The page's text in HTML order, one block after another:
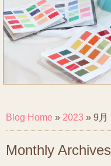
Blog Home » 2023 » 9月
Monthly